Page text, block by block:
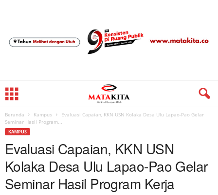
Beranda Kampus
Evaluasi Capaian, KKN USN Kolaka Desa Ulu Lapao-Pao Gelar
Seminar Hasil Program...
KAMPUS
Evaluasi Capaian, KKN USN
Kolaka Desa Ulu Lapao-Pao Gelar
Seminar Hasil Program Kerja